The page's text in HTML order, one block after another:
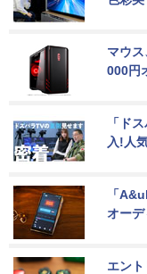
マウ
000円
「ド
入!人
「
オー
エン